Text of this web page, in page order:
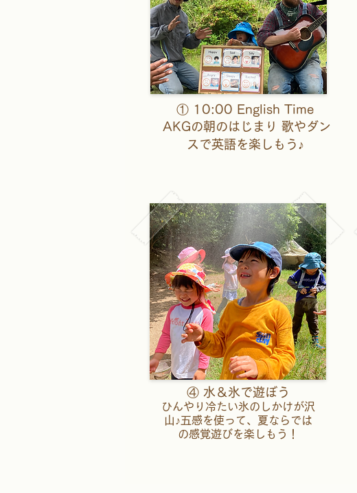
① 10:00 English Time
AKGの朝のはじまり 歌やダン
スで英語を楽しもう♪
④ 水＆氷で遊ぼう
ひんやり冷たい氷のしかけが沢
山♪五感を使って、夏ならでは
の感覚遊びを楽しもう！